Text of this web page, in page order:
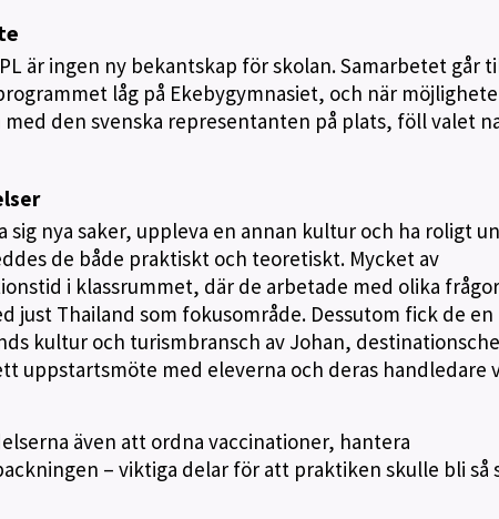
är ingen ny bekantskap för skolan. Samarbetet går
låg på Ekebygymnasiet, och när
den svenska representanten på plats, föll valet
sig nya saker, uppleva en annan kultur och ha roligt
de både praktiskt och teoretiskt. Mycket av
i klassrummet, där de arbetade med olika frågor
just Thailand som fokusområde. Dessutom fick de en
kultur och turismbransch av Johan,
uppstartsmöte med eleverna och deras handledare
även att ordna vaccinationer, hantera
– viktiga delar för att praktiken skulle bli så